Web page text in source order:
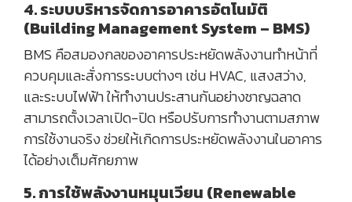
4. ระบบบริหารจัดการอาคารอัตโนมัติ
(Building Management System – BMS)
BMS คือสมองกลของอาคารประหยัดพลังงานทำหน้าที่
ควบคุมและสั่งการระบบต่างๆ เช่น HVAC, แสงสว่าง,
และระบบไฟฟ้า ให้ทำงานประสานกันอย่างชาญฉลาด
สามารถตั้งเวลาเปิด-ปิด หรือปรับการทำงานตามสภาพ
การใช้งานจริง ช่วยให้เกิดการประหยัดพลังงานในอาคาร
ได้อย่างเต็มศักยภาพ
5. การใช้พลังงานหมุนเวียน (Renewable